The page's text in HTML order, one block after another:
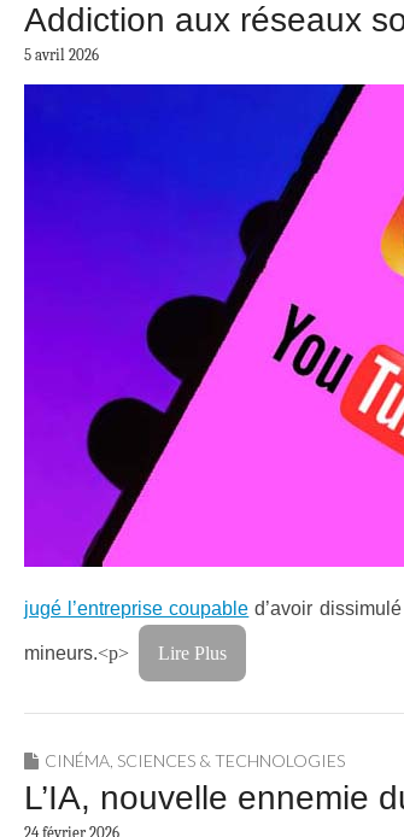
Addiction aux réseaux
5 avril 2026
jugé l’entreprise coupable d’avoir
mineurs.<p> Lire Plus
CINÉMA SCIENCES & TECHNOLOGIES
L’IA, nouvelle ennemie
24 février 2026